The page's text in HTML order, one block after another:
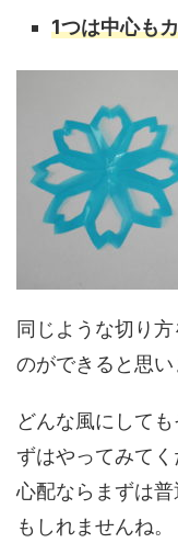
1つは中心も
同じような切り
のができると思い
どんな風にして
ずはやってみてく
心配ならまずは
もしれませんね。